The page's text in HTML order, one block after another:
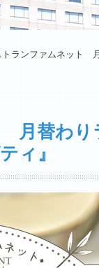
トランファムネット
月替わり
ィ』